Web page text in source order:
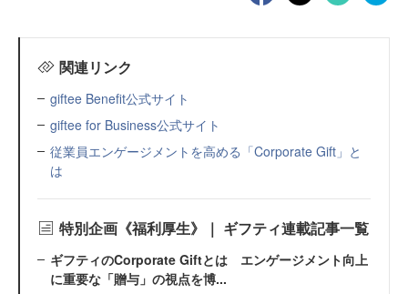
関連リンク
giftee Benefit公式サイト
giftee for Business公式サイト
従業員エンゲージメントを高める「Corporate Gift」と
は
特別企画《福利厚生》｜ ギフティ連載記事一覧
ギフティのCorporate Giftとは エンゲージメント向上
に重要な「贈与」の視点を博...